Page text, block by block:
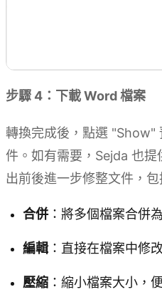
步驟 4：下載 Word 檔案
轉換完成後，點選 "Show"
件。如有需要，Sejda 也
出前後進一步修整文件，包
合併：將多個檔案合併
編輯 ：直接在檔案中修
壓縮 ：縮小檔案大小，